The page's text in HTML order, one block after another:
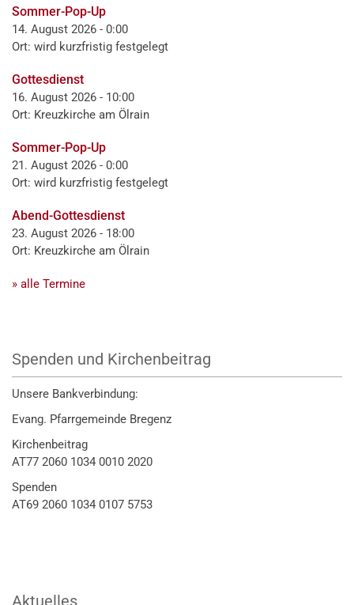
Sommer-Pop-Up
14. August 2026 - 0:00
Ort: wird kurzfristig festgelegt
Gottesdienst
16. August 2026 - 10:00
Ort: Kreuzkirche am Ölrain
Sommer-Pop-Up
21. August 2026 - 0:00
Ort: wird kurzfristig festgelegt
Abend-Gottesdienst
23. August 2026 - 18:00
Ort: Kreuzkirche am Ölrain
» alle Termine
Spenden und Kirchenbeitrag
Unsere Bankverbindung:
Evang. Pfarrgemeinde Bregenz
Kirchenbeitrag
AT77 2060 1034 0010 2020
Spenden
AT69 2060 1034 0107 5753
Aktuelles